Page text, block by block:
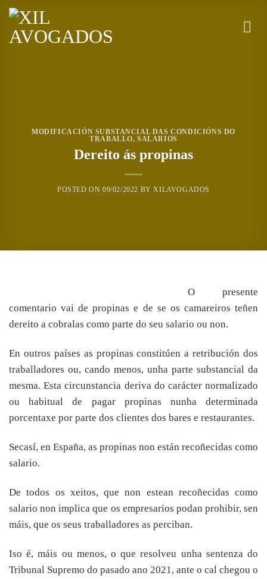
Saltar
contenido
MODIFICACIÓN SUBSTANCIAL DAS CONDICIÓNS DO
TRABALLO,SALARIOS
Dereito ás propinas
POSTED ON09/02/2022 BYXILAVOGADOS
O presente
comentario vai de propinas e de se os camareiros teñen
dereito a cobralas como parte do seu salario ou non.
En outros países as propinas constitúen a retribución dos
traballadores ou, cando menos, unha parte substancial da
mesma. Esta circunstancia deriva do carácter normalizado
ou habitual de pagar propinas nunha determinada
porcentaxe por parte dos clientes dos bares e restaurantes.
Secasí, en España, as propinas non están recoñecidas como
salario.
De todos os xeitos, que non estean recoñecidas como
salario non implica que os empresarios podan prohibir, sen
máis, que os seus traballadores as perciban.
Iso é, máis ou menos, o que resolveu unha sentenza do
Tribunal Supremo do pasado ano 2021, ante o cal chegou o